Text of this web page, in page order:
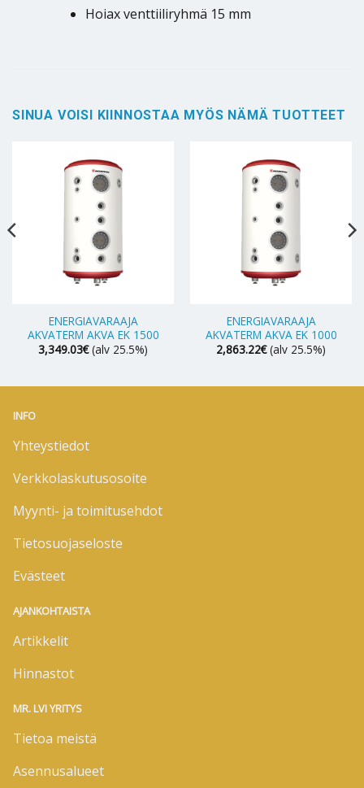
Hoiax venttiiliryhmä 15 mm
SINUA VOISI KIINNOSTAA MYÖS NÄMÄ TUOTTEET
ENERGIAVARAAJA
AKVATERM AKVA EK 1500
3,349.03€ (alv 25.5%)
ENERGIAVARAAJA
AKVATERM AKVA EK 1000
2,863.22€ (alv 25.5%)
INFO
Yhteystiedot
Verkkolaskutusosoite
Myynti- ja toimitusehdot
Tietosuojaseloste
Evästeet
AJANKOHTAISTA
Artikkelit
Hinnastot
MR. LVI YRITYS
Tietoa meistä
Asennusalueet